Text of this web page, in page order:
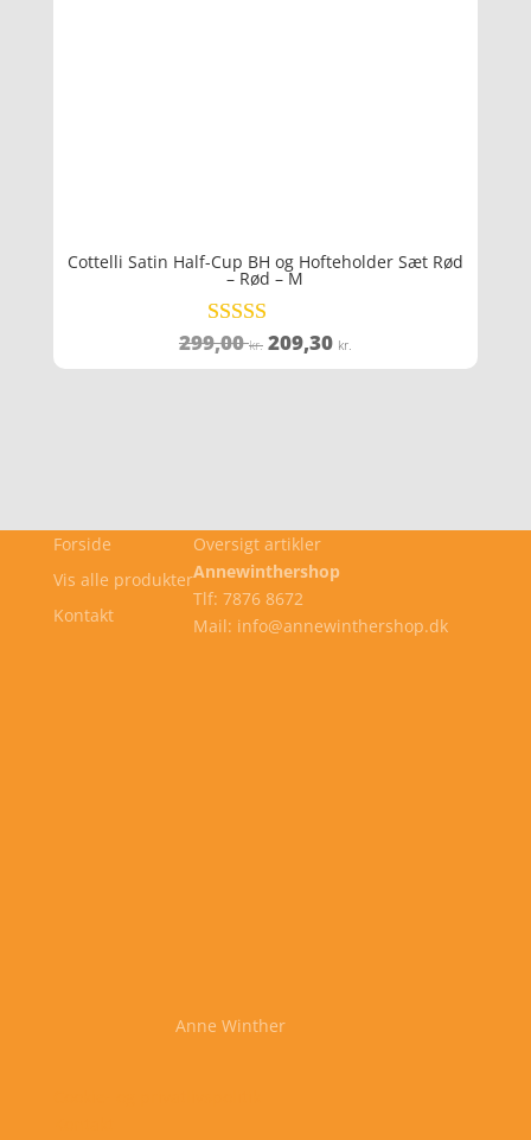
Cottelli Satin Half-Cup BH og Hofteholder Sæt Rød
– Rød – M
Vurderet
3.7
299,00kr. Den
oprindelige
209,30 kr.
aktuelle
Forside
Vis alle produkter
Kontakt
Oversigt artikler
Annewinthershop
Tlf: 7876 8672
Mail: info@annewinthershop.dk
Anne Winther